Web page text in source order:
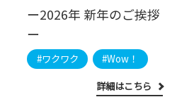
ー2026年 新年のご挨拶
ー
#ワクワク
#Wow！
詳細はこちら